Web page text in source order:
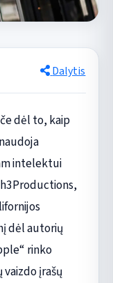
Dalytis
dėl to, kaip
intelektui
dėl autorių
rinko
įrašų